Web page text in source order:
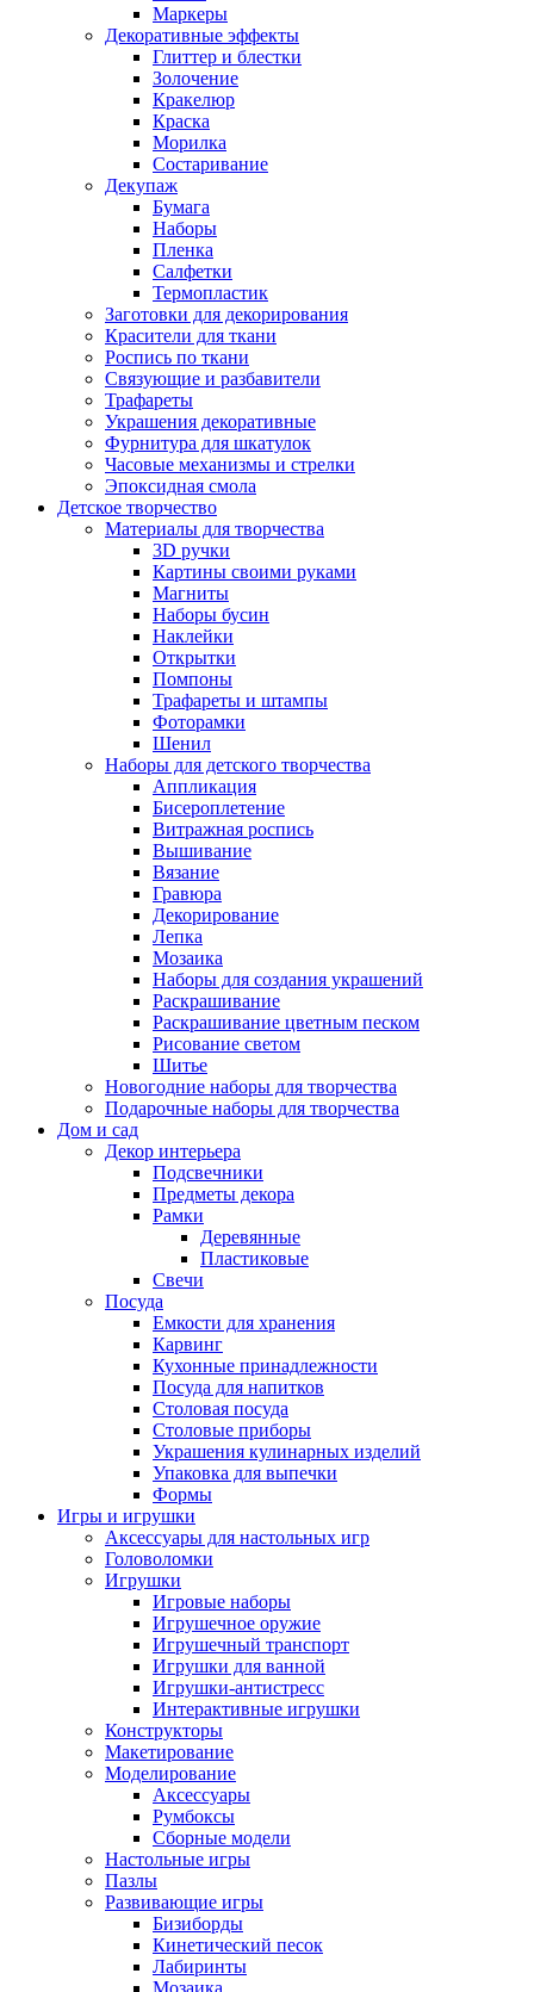
Маркеры
Декоративные эффекты
Глиттер и блестки
Золочение
Кракелюр
Краска
Морилка
Состаривание
Декупаж
Бумага
Наборы
Пленка
Салфетки
Термопластик
Заготовки для декорирования
Красители для ткани
Роспись по ткани
Связующие и разбавители
Трафареты
Украшения декоративные
Фурнитура для шкатулок
Часовые механизмы и стрелки
Эпоксидная смола
Детское творчество
Материалы для творчества
3D ручки
Картины своими руками
Магниты
Наборы бусин
Наклейки
Открытки
Помпоны
Трафареты и штампы
Фоторамки
Шенил
Наборы для детского творчества
Аппликация
Бисероплетение
Витражная роспись
Вышивание
Вязание
Гравюра
Декорирование
Лепка
Мозаика
Наборы для создания украшений
Раскрашивание
Раскрашивание цветным песком
Рисование светом
Шитье
Новогодние наборы для творчества
Подарочные наборы для творчества
Дом и сад
Декор интерьера
Подсвечники
Предметы декора
Рамки
Деревянные
Пластиковые
Свечи
Посуда
Емкости для хранения
Карвинг
Кухонные принадлежности
Посуда для напитков
Столовая посуда
Столовые приборы
Украшения кулинарных изделий
Упаковка для выпечки
Формы
Игры и игрушки
Аксессуары для настольных игр
Головоломки
Игрушки
Игровые наборы
Игрушечное оружие
Игрушечный транспорт
Игрушки для ванной
Игрушки-антистресс
Интерактивные игрушки
Конструкторы
Макетирование
Моделирование
Аксессуары
Румбоксы
Сборные модели
Настольные игры
Пазлы
Развивающие игры
Бизиборды
Кинетический песок
Лабиринты
Мозаика